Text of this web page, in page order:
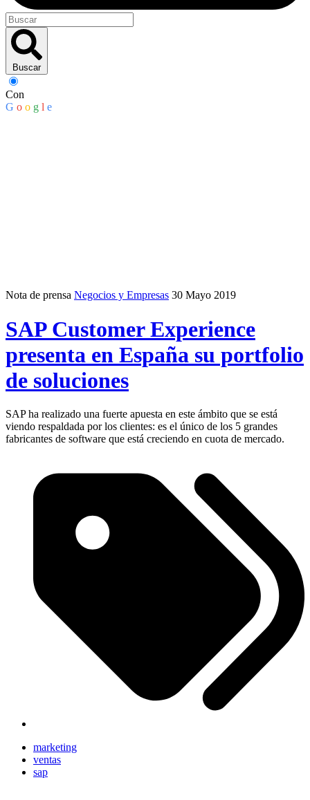
Buscar
Con
G o o g l e
Nota de prensa Negocios y Empresas 30 Mayo 2019
SAP Customer Experience
presenta en España su portfolio
de soluciones
SAP ha realizado una fuerte apuesta en este ámbito que se está
viendo respaldada por los clientes: es el único de los 5 grandes
fabricantes de software que está creciendo en cuota de mercado.
marketing
ventas
sap